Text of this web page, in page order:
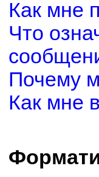
Как мне
Что
Почему
Как мне